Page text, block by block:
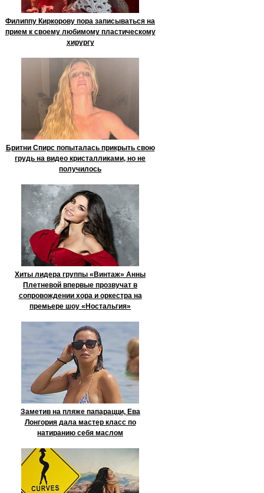
Филиппу Киркорову пора записываться на
прием к своему любимому пластическому
хирургу
Бритни Спирс попыталась прикрыть свою
грудь на видео кристалликами, но не
получилось
Хиты лидера группы «Винтаж» Анны
Плетневой впервые прозвучат в
сопровождении хора и оркестра на
премьере шоу «Ностальгия»
Заметив на пляже папарацци, Ева
Лонгория дала мастер класс по
натиранию себя маслом